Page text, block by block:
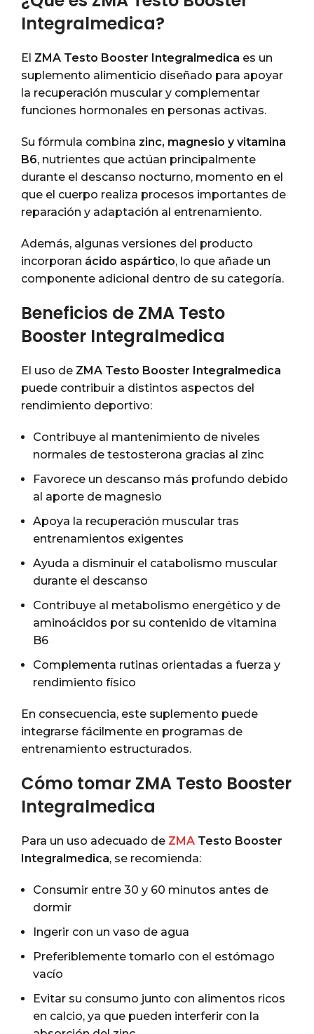
Integralmedica?
El ZMA Testo Booster Integralmedica es un
suplemento alimenticio diseñado para apoyar
la recuperación muscular y complementar
funciones hormonales en personas activas.
Su fórmula combina zinc, magnesio y vitamina
B6, nutrientes que actúan principalmente
durante el descanso nocturno, momento en el
que el cuerpo realiza procesos importantes de
reparación y adaptación al entrenamiento.
Además, algunas versiones del producto
incorporan ácido aspártico, lo que añade un
componente adicional dentro de su categoría.
Beneficios de ZMA Testo
Booster Integralmedica
El uso de ZMA Testo Booster Integralmedica
puede contribuir a distintos aspectos del
rendimiento deportivo:
Contribuye al mantenimiento de niveles
normales de testosterona gracias al zinc
Favorece un descanso más profundo debido
al aporte de magnesio
Apoya la recuperación muscular tras
entrenamientos exigentes
Ayuda a disminuir el catabolismo muscular
durante el descanso
Contribuye al metabolismo energético y de
aminoácidos por su contenido de vitamina
B6
Complementa rutinas orientadas a fuerza y
rendimiento físico
En consecuencia, este suplemento puede
integrarse fácilmente en programas de
entrenamiento estructurados.
Cómo tomar ZMA Testo Booster
Integralmedica
Para un uso adecuado de ZMA Testo Booster
Integralmedica, se recomienda:
Consumir entre 30 y 60 minutos antes de
dormir
Ingerir con un vaso de agua
Preferiblemente tomarlo con el estómago
vacío
Evitar su consumo junto con alimentos ricos
en calcio, ya que pueden interferir con la